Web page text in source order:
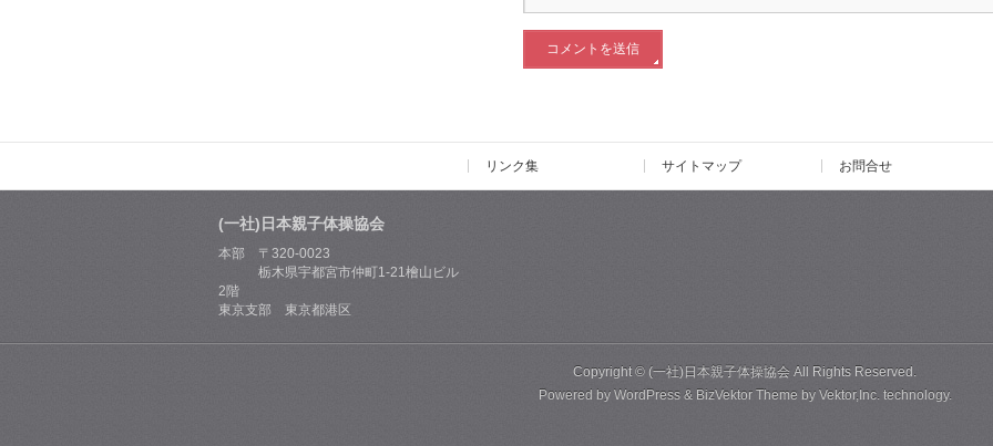
リンク集 サイトマップ お問合せ
(一社)日本親子体操協会
本部 〒320-0023
栃木県宇都宮市仲町1-21檜山ビル
2階
東京支部 東京都港区
Copyright © (一社)日本親子体操協会 All Rights Reserved.
Powered by WordPress& BizVektor Theme by Vektor,Inc.technology.